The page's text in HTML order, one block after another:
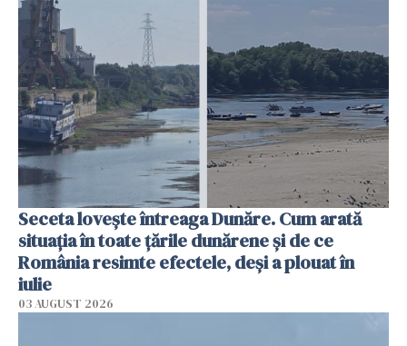
Seceta lovește întreaga Dunăre. Cum arată
situația în toate țările dunărene și de ce
România resimte efectele, deși a plouat în
iulie
03 AUGUST 2026